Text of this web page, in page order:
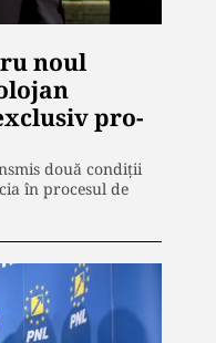
noul
pro-
două condiții
în procesul de